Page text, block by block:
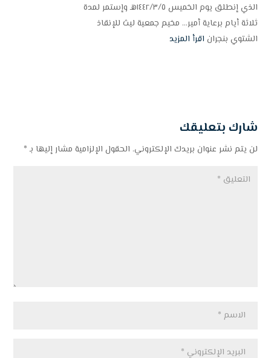
الذي إنطلق يوم الخميس ١٤٤٢/٣/٥هـ وإستمر لمدة
ثلاثة أيام برعاية أمير... مخيم جمعية ليث للإنقاذ
الشتوي بنجران اقرأ المزيد
شارك بتعليقك
لن يتم نشر عنوان بريدك الإلكتروني. الحقول الإلزامية مشار إليها بـ*